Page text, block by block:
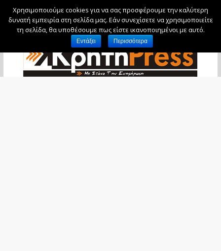
Κυριακή, 9 Αυγούστου, 2026
Χρησιμοποιούμε cookies για να σας προσφέρουμε την καλύτερη
δυνατή εμπειρία στη σελίδα μας. Εάν συνεχίσετε να χρησιμοποιείτε
τη σελίδα, θα υποθέσουμε πως είστε ικανοποιημένοι με αυτό.
Εντάξει Περισσότερα